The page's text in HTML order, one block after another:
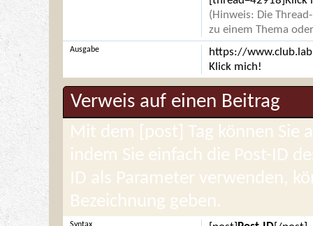
(Hinweis: Die
zu einem Thema
https://
Klick mich!
Ausgabe
Verweis auf einen Beitrag
Mit dem [post] Tag können Sie
indem Sie einfach die Post-ID
ID als Parameter verwenden,
Bezeichnung geben.